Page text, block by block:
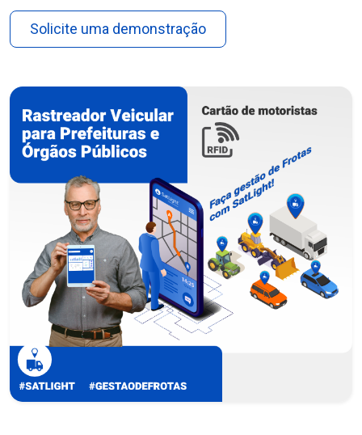
Solicite uma demonstração